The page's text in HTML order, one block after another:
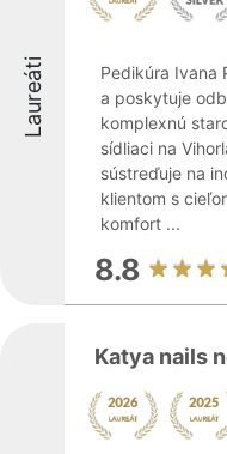
Laureáti
Pedikúra Ivana
a poskytuje
komplexnú
sídliaci na
sústreďuje na
klientom s
komfort ...
8.8
Katya nails